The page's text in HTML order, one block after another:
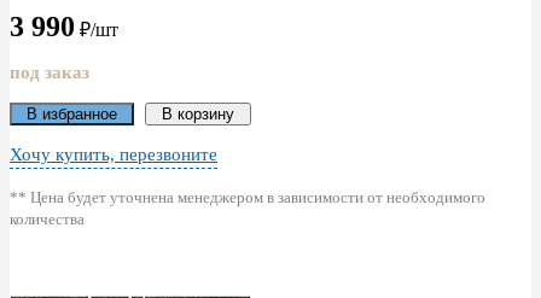
3 990 ₽/шт
под заказ
В избранное В корзину
Хочу купить, перезвоните
** Цена будет уточнена менеджером в зависимости от необходимого
количества